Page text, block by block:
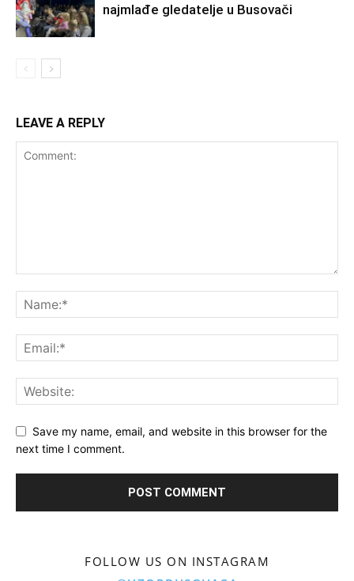
najmlađe gledatelje u Busovači
LEAVE A REPLY
Save my name, email, and website in this browser for the
next time I comment.
FOLLOW US ON INSTAGRAM